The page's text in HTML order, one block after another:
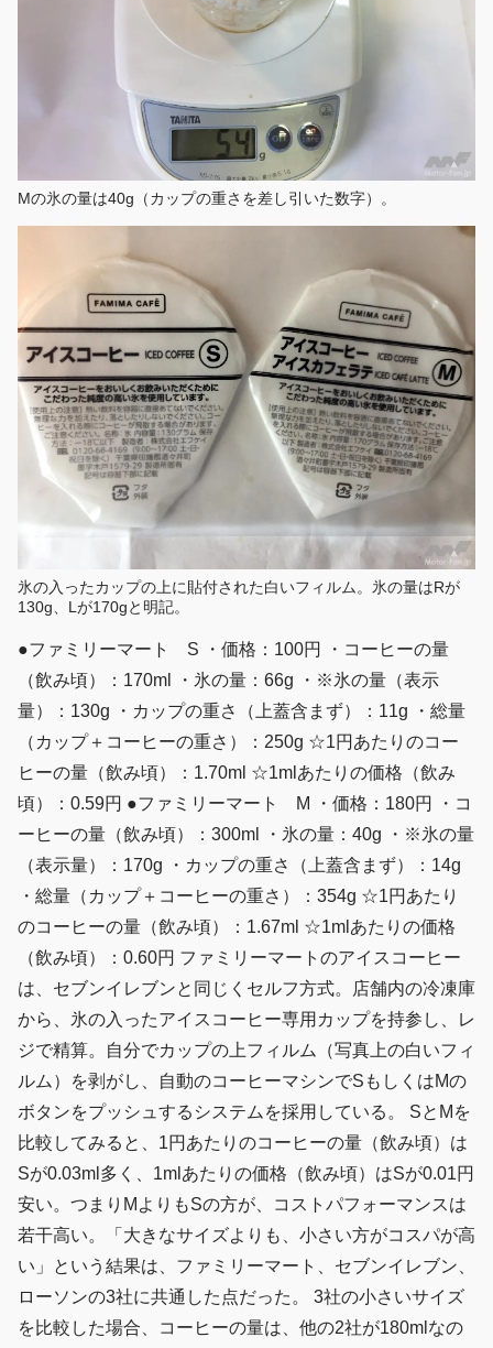
Mの氷の量は40g（カップの重さを差し引いた数字）。
氷の入ったカップの上に貼付された白いフィルム。氷の量はRが
130g、Lが170gと明記。
●ファミリーマート S ・価格：100円 ・コーヒーの量
（飲み頃）：170ml ・氷の量：66g ・※氷の量（表示
量）：130g ・カップの重さ（上蓋含まず）：11g ・総量
（カップ＋コーヒーの重さ）：250g ☆1円あたりのコー
ヒーの量（飲み頃）：1.70ml ☆1mlあたりの価格（飲み
頃）：0.59円 ●ファミリーマート M ・価格：180円 ・コ
ーヒーの量（飲み頃）：300ml ・氷の量：40g ・※氷の量
（表示量）：170g ・カップの重さ（上蓋含まず）：14g
・総量（カップ＋コーヒーの重さ）：354g ☆1円あたり
のコーヒーの量（飲み頃）：1.67ml ☆1mlあたりの価格
（飲み頃）：0.60円 ファミリーマートのアイスコーヒー
は、セブンイレブンと同じくセルフ方式。店舗内の冷凍庫
から、氷の入ったアイスコーヒー専用カップを持参し、レ
ジで精算。自分でカップの上フィルム（写真上の白いフィ
ルム）を剥がし、自動のコーヒーマシンでSもしくはMの
ボタンをプッシュするシステムを採用している。 SとMを
比較してみると、1円あたりのコーヒーの量（飲み頃）は
Sが0.03ml多く、1mlあたりの価格（飲み頃）はSが0.01円
安い。つまりMよりもSの方が、コストパフォーマンスは
若干高い。「大きなサイズよりも、小さい方がコスパが高
い」という結果は、ファミリーマート、セブンイレブン、
ローソンの3社に共通した点だった。 3社の小さいサイズ
を比較した場合、コーヒーの量は、他の2社が180mlなの